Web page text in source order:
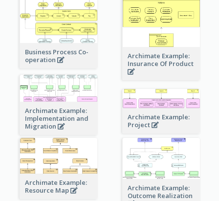
Archimate Example:
Insurance Of Product
Business Process Co-
operation
Archimate Example:
Implementation and
Migration
Archimate Example:
Project
Archimate Example:
Resource Map
Archimate Example:
Outcome Realization